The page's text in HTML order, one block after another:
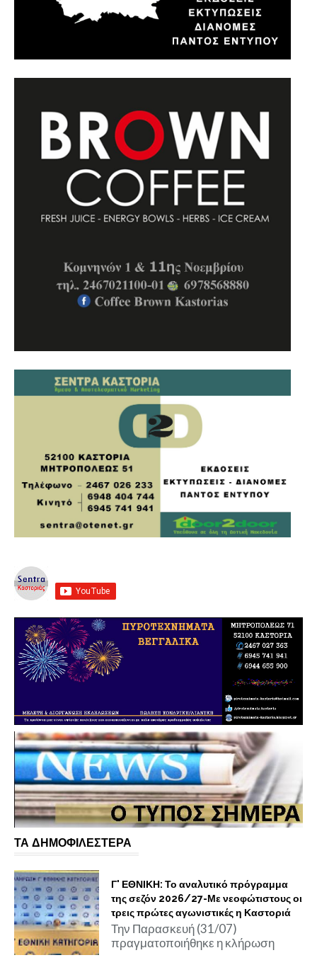
ΤΑ ΔΗΜΟΦΙΛΕΣΤΕΡΑ
Γ' ΕΘΝΙΚΗ: Το αναλυτικό πρόγραμμα
της σεζόν 2026/27-Με νεοφώτιστους οι
τρεις πρώτες αγωνιστικές η Καστοριά
Την Παρασκευή (31/07)
πραγματοποιήθηκε η κλήρωση